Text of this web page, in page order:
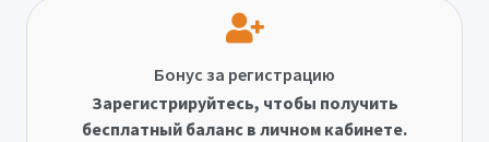
Бонус за регистрацию
Зарегистрируйтесь, чтобы получить
бесплатный баланс в личном кабинете.